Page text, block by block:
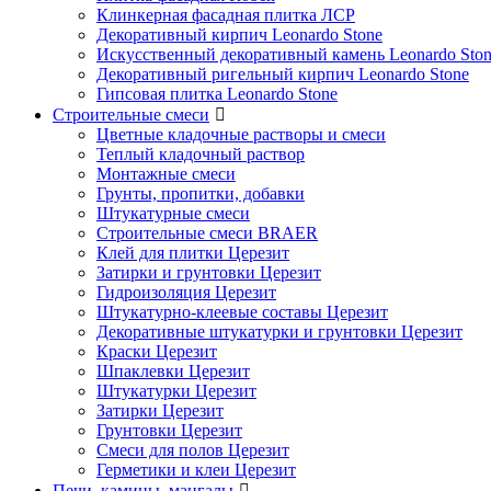
Клинкерная фасадная плитка ЛСР
Декоративный кирпич Leonardo Stone
Искусственный декоративный камень Leonardo
Декоративный ригельный кирпич Leonardo Stone
Гипсовая плитка Leonardo Stone
Строительные смеси
Цветные кладочные растворы и смеси
Теплый кладочный раствор
Монтажные смеси
Грунты, пропитки, добавки
Штукатурные смеси
Строительные смеси BRAER
Клей для плитки Церезит
Затирки и грунтовки Церезит
Гидроизоляция Церезит
Штукатурно-клеевые составы Церезит
Декоративные штукатурки и грунтовки Церезит
Краски Церезит
Шпаклевки Церезит
Штукатурки Церезит
Затирки Церезит
Грунтовки Церезит
Смеси для полов Церезит
Герметики и клеи Церезит